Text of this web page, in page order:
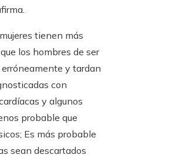
tienen más
los hombres de ser
y tardan
con
y algunos
probable que
Es más probable
sean descartados